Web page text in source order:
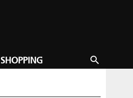
search
SHOPPING